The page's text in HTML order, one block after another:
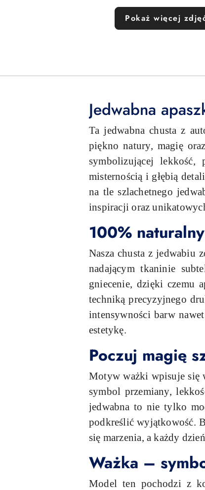
Pokaż więcej
Jedwabna
Ta jedwabna chusta z
piękno natury, magię
symbolizującej
misternością i głębią
na tle szlachetnego
inspiracji oraz
100%
Nasza chusta z jedwabiu
nadającym tkaninie
gniecenie, dzięki czemu
techniką precyzyjnego
intensywności barw
estetykę.
Poczuj magię
Motyw ważki wpisuje się
symbol przemiany,
jedwabna to nie tylko
podkreślić wyjątkowość.
się marzenia, a każdy
Ważka –
Model ten pochodzi z